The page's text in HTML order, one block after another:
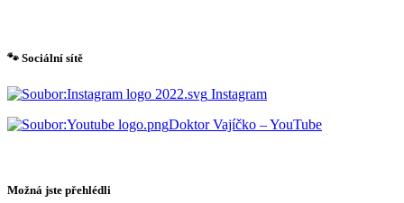
🐾 Sociální sítě
Instagram
Doktor Vajíčko – YouTube
Možná jste přehlédli